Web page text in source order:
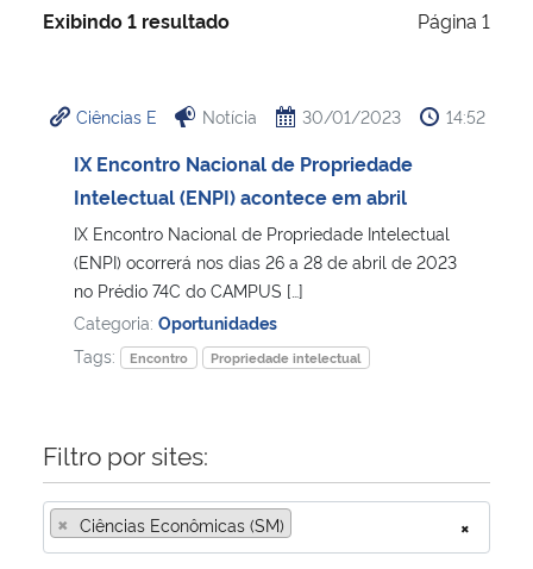
Ministério da Cidadania
Ministério de Minas e Energia
Ministério da Ciência, Tecnologia, Inovações e Comunicações
Ministério do Meio Ambiente
Controladoria-Geral da União
Exibindo 1 resultado Página 1
Ciências E Notícia 30/01/2023 14:52
IX Encontro Nacional de Propriedade
Intelectual (ENPI) acontece em abril
IX Encontro Nacional de Propriedade Intelectual
(ENPI) ocorrerá nos dias 26 a 28 de abril de 2023
no Prédio 74C do CAMPUS […]
Categoria: Oportunidades
Tags:
Encontro Propriedade intelectual
Filtro por sites:
×
× Ciências Econômicas (SM)